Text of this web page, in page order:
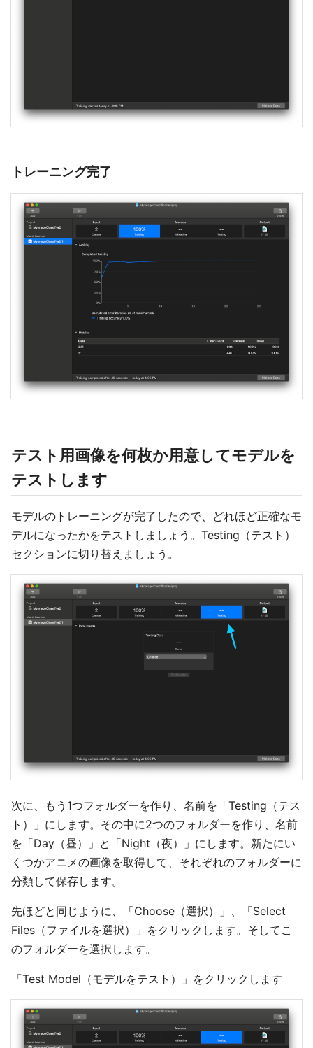
トレーニング完了
テスト用画像を何枚か用意してモデルを
テストします
モデルのトレーニングが完了したので、どれほど正確なモ
デルになったかをテストしましょう。Testing（テスト）
セクションに切り替えましょう。
次に、もう1つフォルダーを作り、名前を「Testing（テス
ト）」にします。その中に2つのフォルダーを作り、名前
を「Day（昼）」と「Night（夜）」にします。新たにい
くつかアニメの画像を取得して、それぞれのフォルダーに
分類して保存します。
先ほどと同じように、「Choose（選択）」、「Select
Files（ファイルを選択）」をクリックします。そしてこ
のフォルダーを選択します。
「Test Model（モデルをテスト）」をクリックします